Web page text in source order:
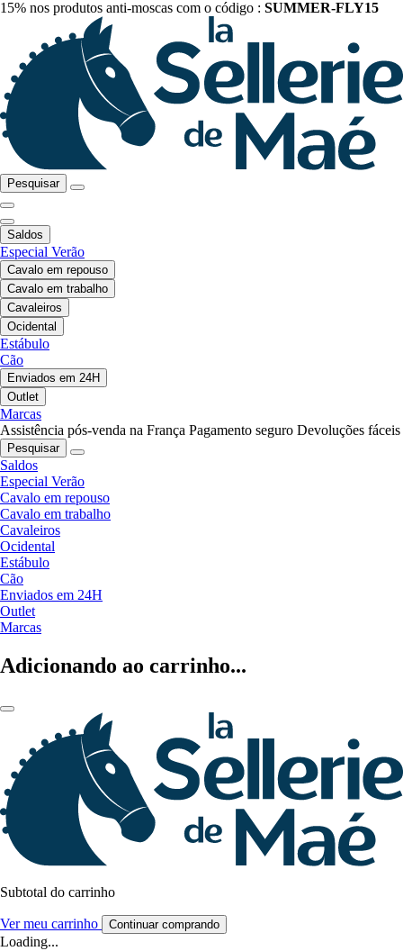
15% nos produtos anti-moscas com o código : SUMMER-FLY15
Pesquisar
Saldos
Especial Verão
Cavalo em repouso
Cavalo em trabalho
Cavaleiros
Ocidental
Estábulo
Cão
Enviados em 24H
Outlet
Marcas
Assistência pós-venda na França Pagamento seguro Devoluções fáceis
Pesquisar
Saldos
Especial Verão
Cavalo em repouso
Cavalo em trabalho
Cavaleiros
Ocidental
Estábulo
Cão
Enviados em 24H
Outlet
Marcas
Adicionando ao carrinho...
Subtotal do carrinho
Ver meu carrinho Continuar comprando
Loading...